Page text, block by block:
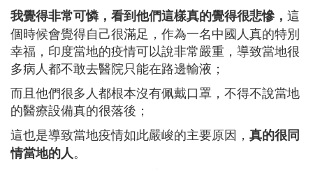
我覺得非常可憐，看到他們這樣真的覺得很悲慘， 這
個時候會覺得自己很滿足，作為一名中國人真的特別
幸福，印度當地的疫情可以說非常嚴重，導致當地很
多病人都不敢去醫院只能在路邊輸液；
而且他們很多人都根本沒有佩戴口罩，不得不說當地
的醫療設備真的很落後；
這也是導致當地疫情如此嚴峻的主要原因， 真的很同
情當地的人。